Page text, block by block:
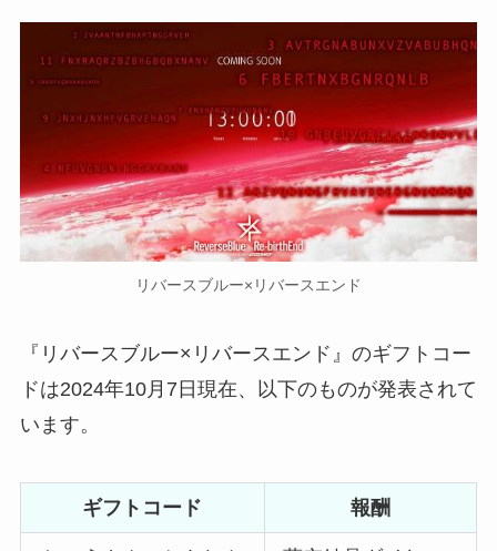
リバースブルー×リバースエンド
『リバースブルー×リバースエンド』のギフトコー
ドは2024年10月7日現在、以下のものが発表されて
います。
ギフトコード 報酬